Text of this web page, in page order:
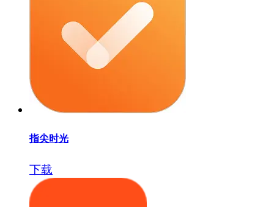
指尖时光
下载